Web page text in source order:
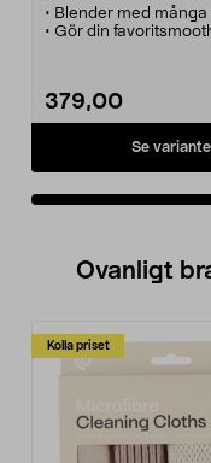
• Blender med många
• Gör din
• Levereras med
storlekar.
379,00
Se
Ovanligt
Kolla priset